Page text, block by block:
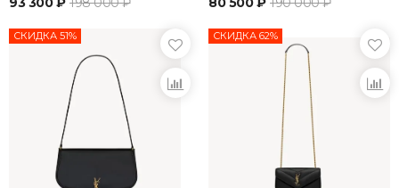
CARRÉ RIVE GAUCHE.
СКИДКА 51% СКИДКА 62%